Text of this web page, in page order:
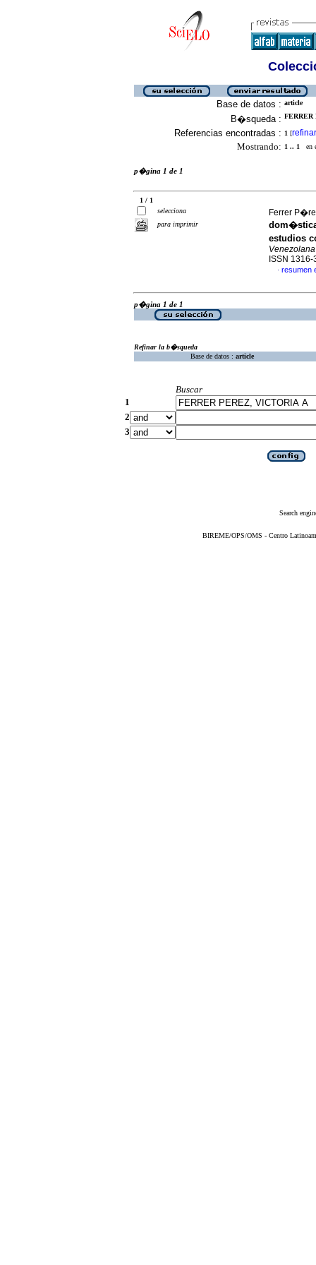
Base de datos : article
B�squeda : FERRER
Referencias encontradas : 1 [refinar
Mostrando: 1 .. 1 en
p�gina 1 de 1
1 / 1
selecciona
para imprimir
Ferrer
estudios
ISSN 1316-
· resumen
p�gina 1 de 1
Refinar la b�squeda
Base de datos : article
Buscar
1
2
3
Search
BIREME/OPS/OMS - Centro